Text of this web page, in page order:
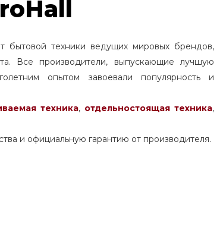
бытовой техники ведущих мировых брендов,
Все производители, выпускающие лучшую
опытом завоевали популярность и
техника, отдельностоящаятехника,
и официальную гарантию от производителя.